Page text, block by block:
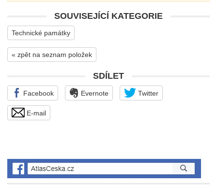
SOUVISEJÍCÍ KATEGORIE
Technické památky
« zpět na seznam položek
SDÍLET
Facebook Evernote Twitter
E-mail